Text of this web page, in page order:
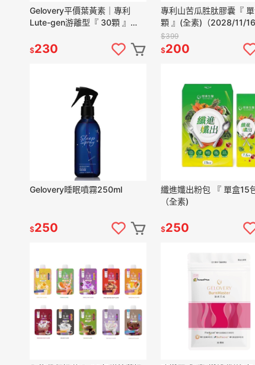
Gelovery平價葉黃素｜專利
Lute-gen游離型『 30顆 』
$230
專利山苦瓜胜肽膠囊『
顆 』(全素)（2028/11/16
$399
$200
Gelovery睡眠噴霧250ml
$250
纖進孅出粉包 『 單盒15
（全素)
$250